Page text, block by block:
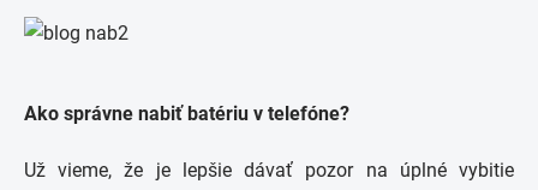
Ako správne nabiť batériu v telefóne?
Už vieme, že je lepšie dávať pozor na úplné vybitie